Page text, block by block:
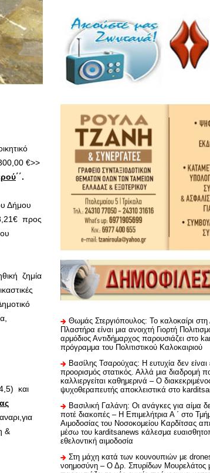
€>>
΄΄.
Δήμου
προς
ζημία
και
&
Θωμάς Στεργιόπουλος: Το καλοκαίρι στη
Πλαστήρα είναι μια ανοιχτή Γιορτή
αρμόδιος Αντιδήμαρχος παρουσιάζει στο
πρόγραμμα του Πολιτιστικού Καλοκαιριού
Βασίλης Τσαρούχας: Η ευτυχία δεν είναι
προορισμός στατικός. Αλλά μια διαδρομή
καλλιεργείται καθημερινά – Ο
ψυχοθεραπευτής αποκλειστικά στο
Βασιλική Γαλάνη: Οι ανάγκες για αίμα
ποτέ διακοπές – Η Επιμελήτρια Α ΄ στο
Αιμοδοσίας του Νοσοκομείου Καρδίτσας
μέσω του karditsanews κάλεσμα
εθελοντική αιμοδοσία
Στη μάχη κατά των κουνουπιών με
νοημοσύνη – Ο Δρ. Σπυρίδων Μουρελάτος